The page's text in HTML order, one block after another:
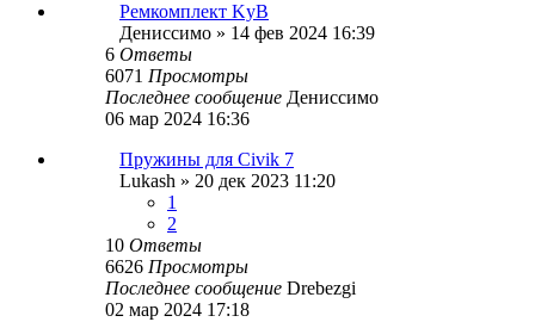
Ремкомплект KyB
Дениссимо » 14 фев 2024 16:39
6 Ответы
6071 Просмотры
Последнее сообщение Дениссимо
06 мар 2024 16:36
Пружины для Civik 7
Lukash » 20 дек 2023 11:20
1
2
10 Ответы
6626 Просмотры
Последнее сообщение Drebezgi
02 мар 2024 17:18